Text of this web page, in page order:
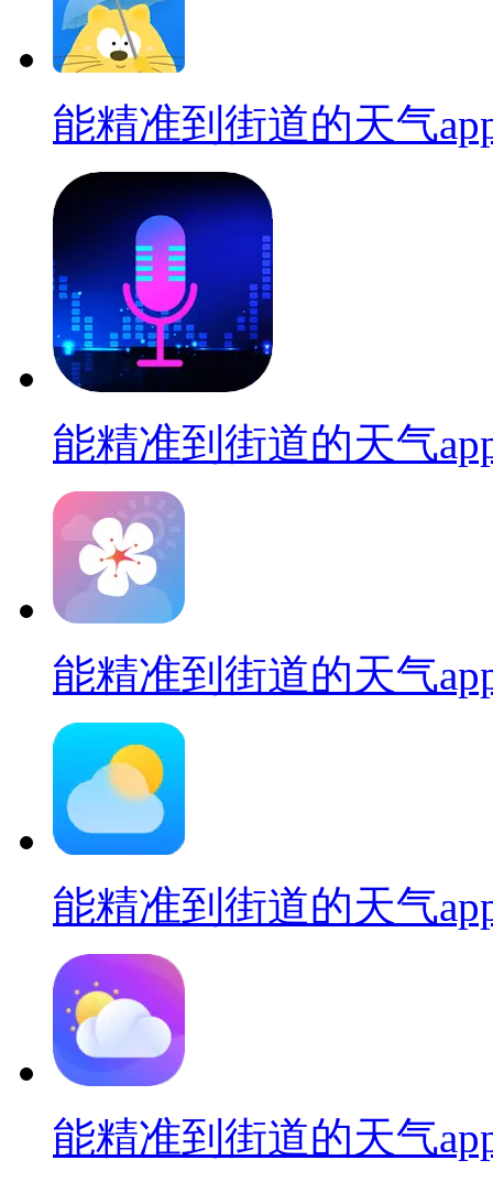
能精准到街道的天气
能精准到街道的天气
能精准到街道的天气
能精准到街道的天气
能精准到街道的天气